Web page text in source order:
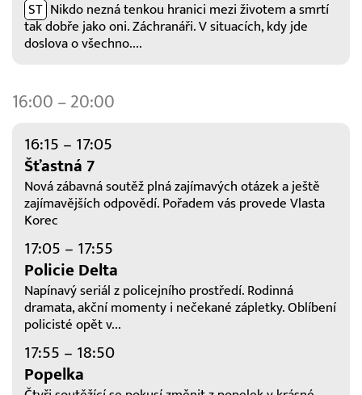
ST Nikdo nezná tenkou hranici mezi životem a smrtí
tak dobře jako oni. Záchranáři. V situacích, kdy jde
doslova o všechno....
16:00 – 20:00
16:15 – 17:05
Šťastná 7
Nová zábavná soutěž plná zajímavých otázek a ještě
zajímavějších odpovědí. Pořadem vás provede Vlasta
Korec
17:05 – 17:55
Policie Delta
Napínavý seriál z policejního prostředí. Rodinná
dramata, akční momenty i nečekané zápletky. Oblíbení
policisté opět v...
17:55 – 18:50
Popelka